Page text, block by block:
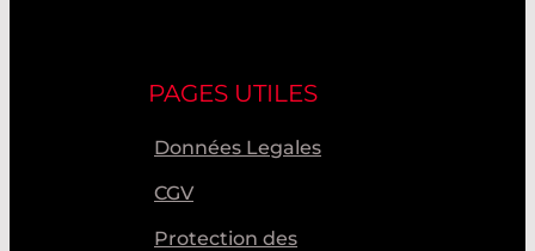
PAGES UTILES
Données Legales
CGV
Protection des